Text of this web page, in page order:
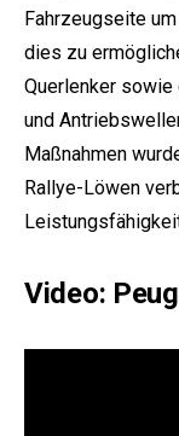
Fahrzeugseite
dies zu
Querlenker sowie
und
Maßnahmen
Rallye-Löwen
Video: